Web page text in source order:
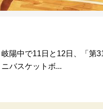
陽中で11日と12日、「第
バスケットボ...